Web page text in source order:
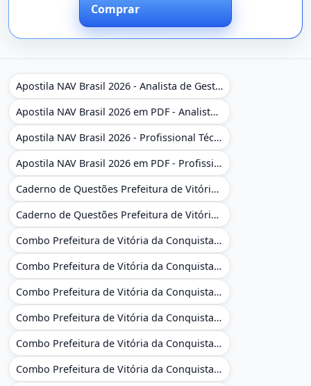
Comprar
Apostila NAV Brasil 2026 - Analista de Gestão
Apostila NAV Brasil 2026 em PDF - Analista de Gestão
Apostila NAV Brasil 2026 - Profissional Técnico de Navegação Aérea - Operador de Torre de Controle
Apostila NAV Brasil 2026 em PDF - Profissional Técnico de Navegação Aérea - Operador de Torre de Controle
Caderno de Questões Prefeitura de Vitória da Conquista - BA - Conhecimentos Gerais - 450 Questões Gabaritadas
Caderno de Questões Prefeitura de Vitória da Conquista em PDF - BA - Conhecimentos Gerais - 450 Questões Gabaritadas
Combo Prefeitura de Vitória da Conquista - BA 2026 - Monitor Escolar (Educação Infantil e Cobertura das AC'S)
Combo Prefeitura de Vitória da Conquista - BA 2026 - Monitor Escolar (Educação Infantil e Cobertura das AC'S)
Combo Prefeitura de Vitória da Conquista - BA 2026 - Monitor Escolar (Suporte às Crianças com Deficiência)
Combo Prefeitura de Vitória da Conquista - BA 2026 - Monitor Escolar (Suporte às Crianças com Deficiência)
Combo Prefeitura de Vitória da Conquista - BA 2026 - Pedagogo - Zona Urbana e/ou Rural
Combo Prefeitura de Vitória da Conquista - BA 2026 - Pedagogo - Zona Urbana e/ou Rural